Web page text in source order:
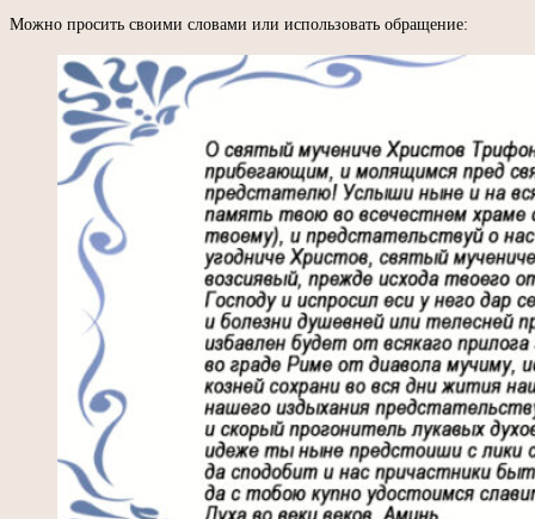
Можно просить своими словами или использовать обращение: